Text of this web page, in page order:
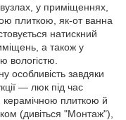
у приміщеннях,
плиткою, як-от ванна
натискний
а також у
вологістю.
особливість завдяки
— люк під час
керамічною плиткою й
(дивіться "Монтаж"),